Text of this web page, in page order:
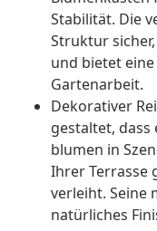
Stabilität. Die
Struktur
und bietet
Gartenarbeit.
Dekorativer
gestaltet,
blumen in
Ihrer Terrasse
verleiht. Seine
natürliches